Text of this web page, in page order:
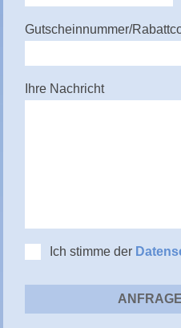
Gutscheinnummer/
Ihre Nachricht
Ich stimme der